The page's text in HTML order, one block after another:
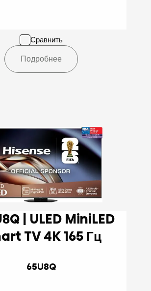
Сравнить
Подробнее
Smart TV 4K 165 Гц
65U8Q